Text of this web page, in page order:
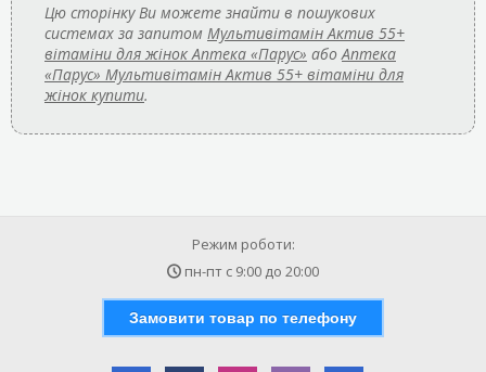
Цю сторінку Ви можете знайти в пошукових
системах за запитом Мультивітамін Актив 55+
вітаміни для жінок Аптека «Парус» абоАптека
«Парус» Мультивітамін Актив 55+ вітаміни для
жінок купити.
Режим роботи:
пн-пт с 9:00 до 20:00
Замовити товар по телефону